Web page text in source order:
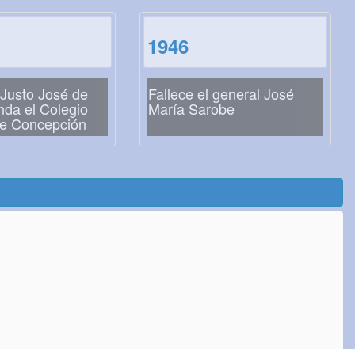
José de
el Colegio
Concepción
1946
Fallece el general José
María Sarobe